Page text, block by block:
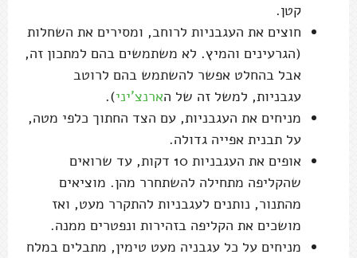
קטן.
חוצים את העגבניות לרוחב, ומסירים את השחלות
(הגרעינים והמיץ. לא משתמשים בהם למתכון זה,
אבל בהחלט אפשר להשתמש בהם לרוטב
עגבניות, למשל זה של הארנצ'יני).
מניחים את העגבניות, עם הצד החתוך כלפי מטה,
על תבנית אפייה גדולה.
אופים את העגבניות 10 דקות, עד שרואים
שהקליפה מתחילה להשתחרר מהן. מוציאים
מהתנור, נותנים לעגבניות להתקרר מעט, ואז
מושכים את הקליפה בזהירות ונפטרים ממנה.
מניחים על כל עגבניה מעט טימין, מתבלים במלח